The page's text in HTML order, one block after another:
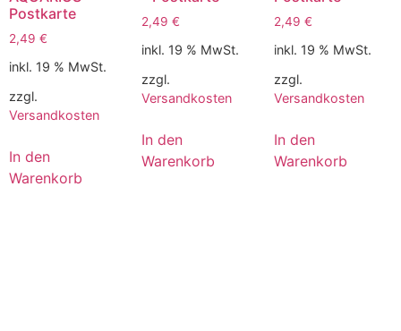
Postkarte
2,49 €
inkl. 19 % MwSt.
zzgl.
Versandkosten
In den
Warenkorb
2,49 €
inkl. 19 % MwSt.
zzgl.
Versandkosten
In den
Warenkorb
2,49 €
inkl. 19 % MwSt.
zzgl.
Versandkosten
In den
Warenkorb